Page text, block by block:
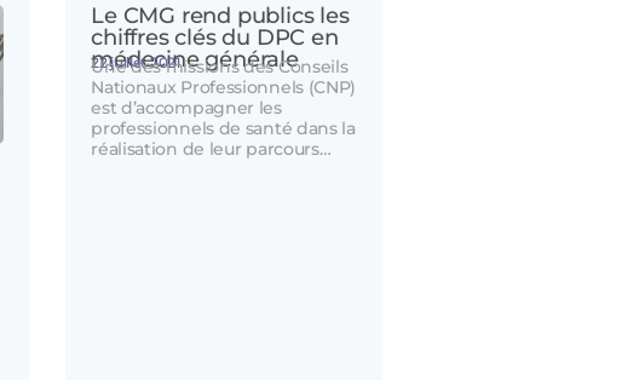
Le CMG rend publics les
chiffres clés du DPC en
médecine générale
22 juillet 2021
Une des missions des Conseils
Nationaux Professionnels (CNP)
est d’accompagner les
professionnels de santé dans la
réalisation de leur parcours…